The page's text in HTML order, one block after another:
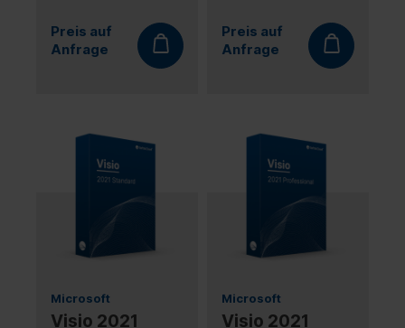
Preis auf
Anfrage
Preis auf
Anfrage
Microsoft
Visio 2021
Microsoft
Visio 2021